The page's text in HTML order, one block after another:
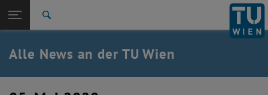
TU Login
Quicklinks
Quicklinks-Menü umschalten
Studium
Karriere
Alle News an der TU Wien